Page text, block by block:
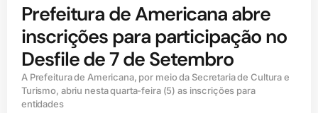
Prefeitura de Americana abre
inscrições para participação no
Desfile de 7 de Setembro
A Prefeitura de Americana, por meio da Secretaria de Cultura e
Turismo, abriu nesta quarta-feira (5) as inscrições para
entidades